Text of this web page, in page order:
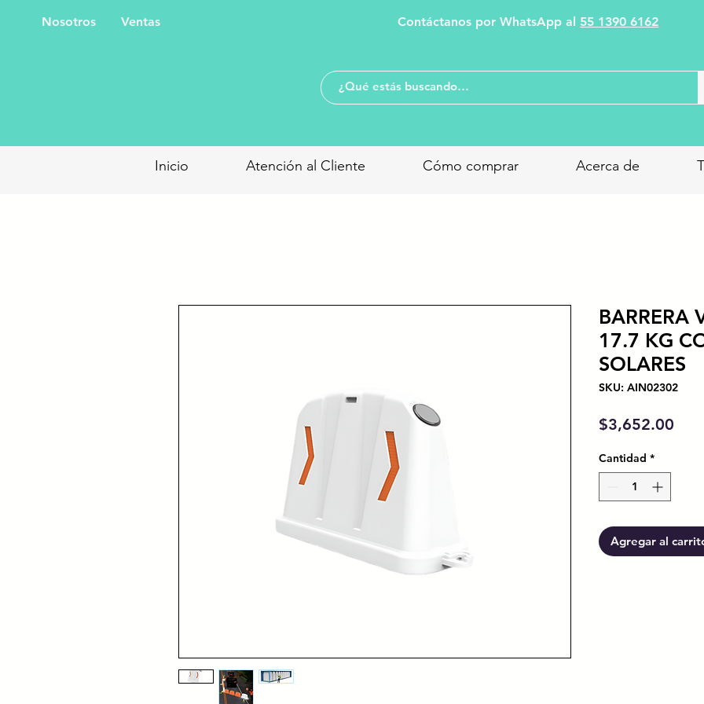
Nosotros Ventas Contáctanos por WhatsApp al 55 1390 6162
Inicio Atención al Cliente Cómo comprar Acerca de
BARRERA
17.7 KG
SOLARES
SKU: AIN02302
$3,652.00
Cantidad *
Agregar al